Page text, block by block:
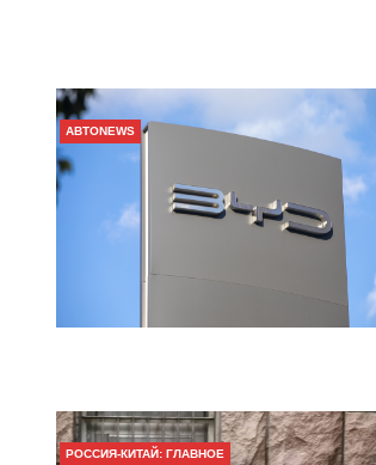
АВТОNEWS
РОССИЯ-КИТАЙ: ГЛАВНОЕ